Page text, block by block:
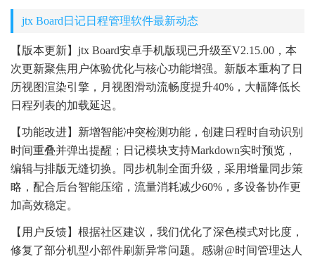
jtx Board日记日程管理软件最新动态
【版本更新】jtx Board安卓手机版现已升级至V2.15.00，本
次更新聚焦用户体验优化与核心功能增强。新版本重构了日
历视图渲染引擎，月视图滑动流畅度提升40%，大幅降低长
日程列表的加载延迟。
【功能改进】新增智能冲突检测功能，创建日程时自动识别
时间重叠并弹出提醒；日记模块支持Markdown实时预览，
编辑与排版无缝切换。同步机制全面升级，采用增量同步策
略，配合后台智能压缩，流量消耗减少60%，多设备协作更
加高效稳定。
【用户反馈】根据社区建议，我们优化了深色模式对比度，
修复了部分机型小部件刷新异常问题。感谢@时间管理达人